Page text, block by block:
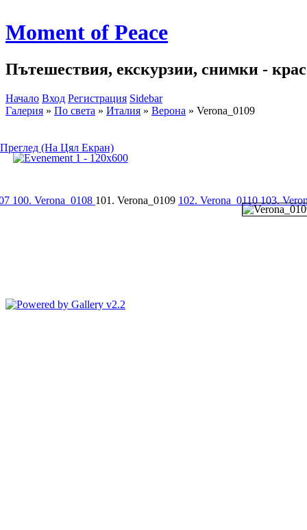
Moment of Peace
Пътешествия, екскурзии, снимки -
Начало Вход Регистрация Sidebar
Галерия » По света » Италия » Верона » Verona_0109
Преглед (На Цял Екран)
100. Verona_0108 101. Verona_0109 102. Verona_0110103.